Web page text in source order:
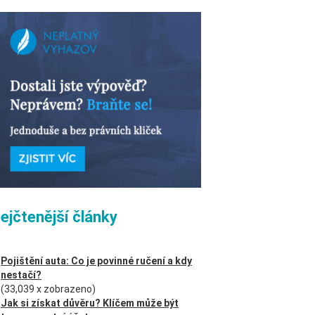
články
Pojištění auta: Co je povinné ručení a kdy
nestačí?
(33,039 x zobrazeno)
Jak si získat důvěru? Klíčem může být